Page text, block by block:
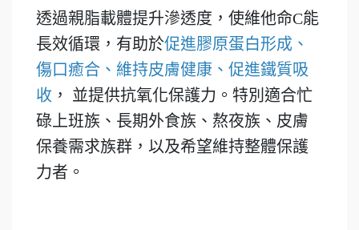
透過親脂載體提升滲透度，使維他命C能
長效循環，有助於促進膠原蛋白形成、
傷口癒合、維持皮膚健康、促進鐵質吸
收 ， 並提供抗氧化保護力。特別適合忙
碌上班族、長期外食族、熬夜族、皮膚
保養需求族群，以及希望維持整體保護
力者。